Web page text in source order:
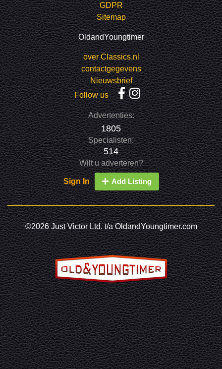
GDPR
Sitemap
OldandYoungtimer
over Classics.nl
contactgegevens
Nieuwsbrief
Follow us
Advertenties:
1805
Specialisten:
514
Wilt u adverteren?
Sign In Add Listing
©2026 Just Victor Ltd. t/a OldandYoungtimer.com